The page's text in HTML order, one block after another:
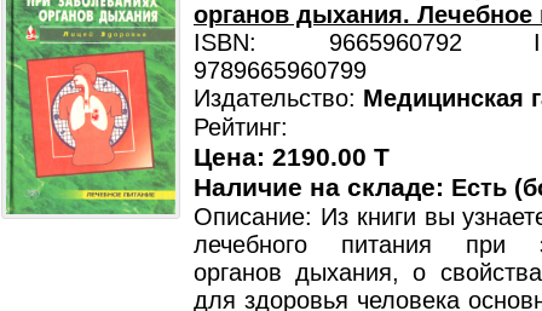
органов дыхания. Лечебное
ISBN: 9665960792
9789665960799
Издательство: Медицинская
Рейтинг:
Цена: 2190.00 T
Наличие на складе: Есть
Описание: Из книги вы
лечебного питания при
органов дыхания, о
для здоровья человека